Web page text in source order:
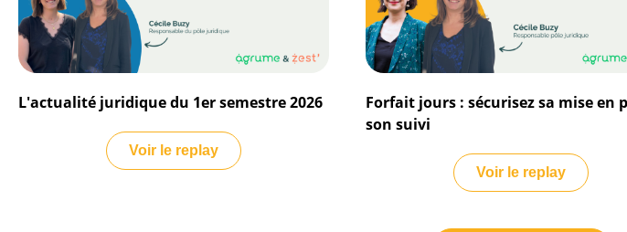
L'actualité juridique du 1er semestre 2026
Voir le replay
Forfait jours : sécurisez sa mise en
son suivi
Voir le replay